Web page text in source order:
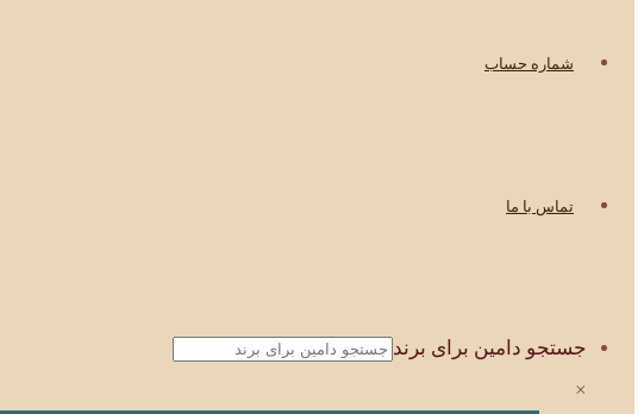
شماره حساب
تماس با ما
جستجو دامین برای برند
×